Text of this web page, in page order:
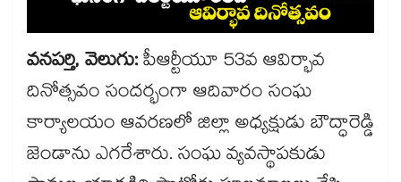
వనపర్తి, వెలుగు:పీఆర్టీయూ 53వ ఆవిర్భావ
దినోత్సవం సందర్భంగా ఆదివారం సంఘ
కార్యాలయం ఆవరణలో జిల్లా అధ్యక్షుడు బౌద్ధారెడ్డి
జెండాను ఎగరేశారు. సంఘ వ్యవస్థాపకుడు